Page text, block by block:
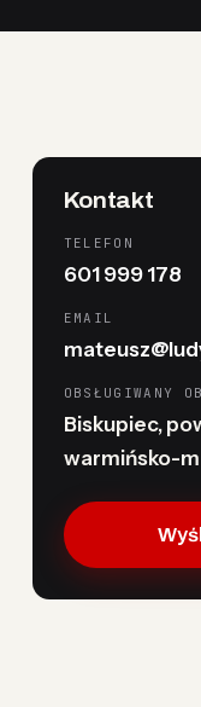
Kontakt
TELEFON
601 999 178
EMAIL
OBSŁUGIWANY
Biskupiec,
warmińsko-